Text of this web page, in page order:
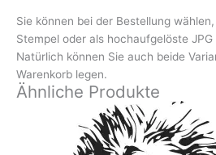
Sie können bei der Bestellung
Stempel oder als hochaufgelöste
Natürlich können Sie auch beide
Warenkorb legen.
Ähnliche Produkte